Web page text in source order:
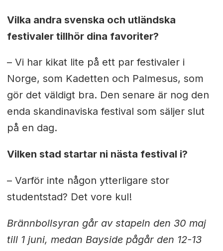
Vilka andra svenska och utländska
festivaler tillhör dina favoriter?
– Vi har kikat lite på ett par festivaler i
Norge, som Kadetten och Palmesus, som
gör det väldigt bra. Den senare är nog den
enda skandinaviska festival som säljer slut
på en dag.
Vilken stad startar ni nästa festival i?
– Varför inte någon ytterligare stor
studentstad? Det vore kul!
Brännbollsyran går av stapeln den 30 maj
till 1 juni, medan Bayside pågår den 12-13